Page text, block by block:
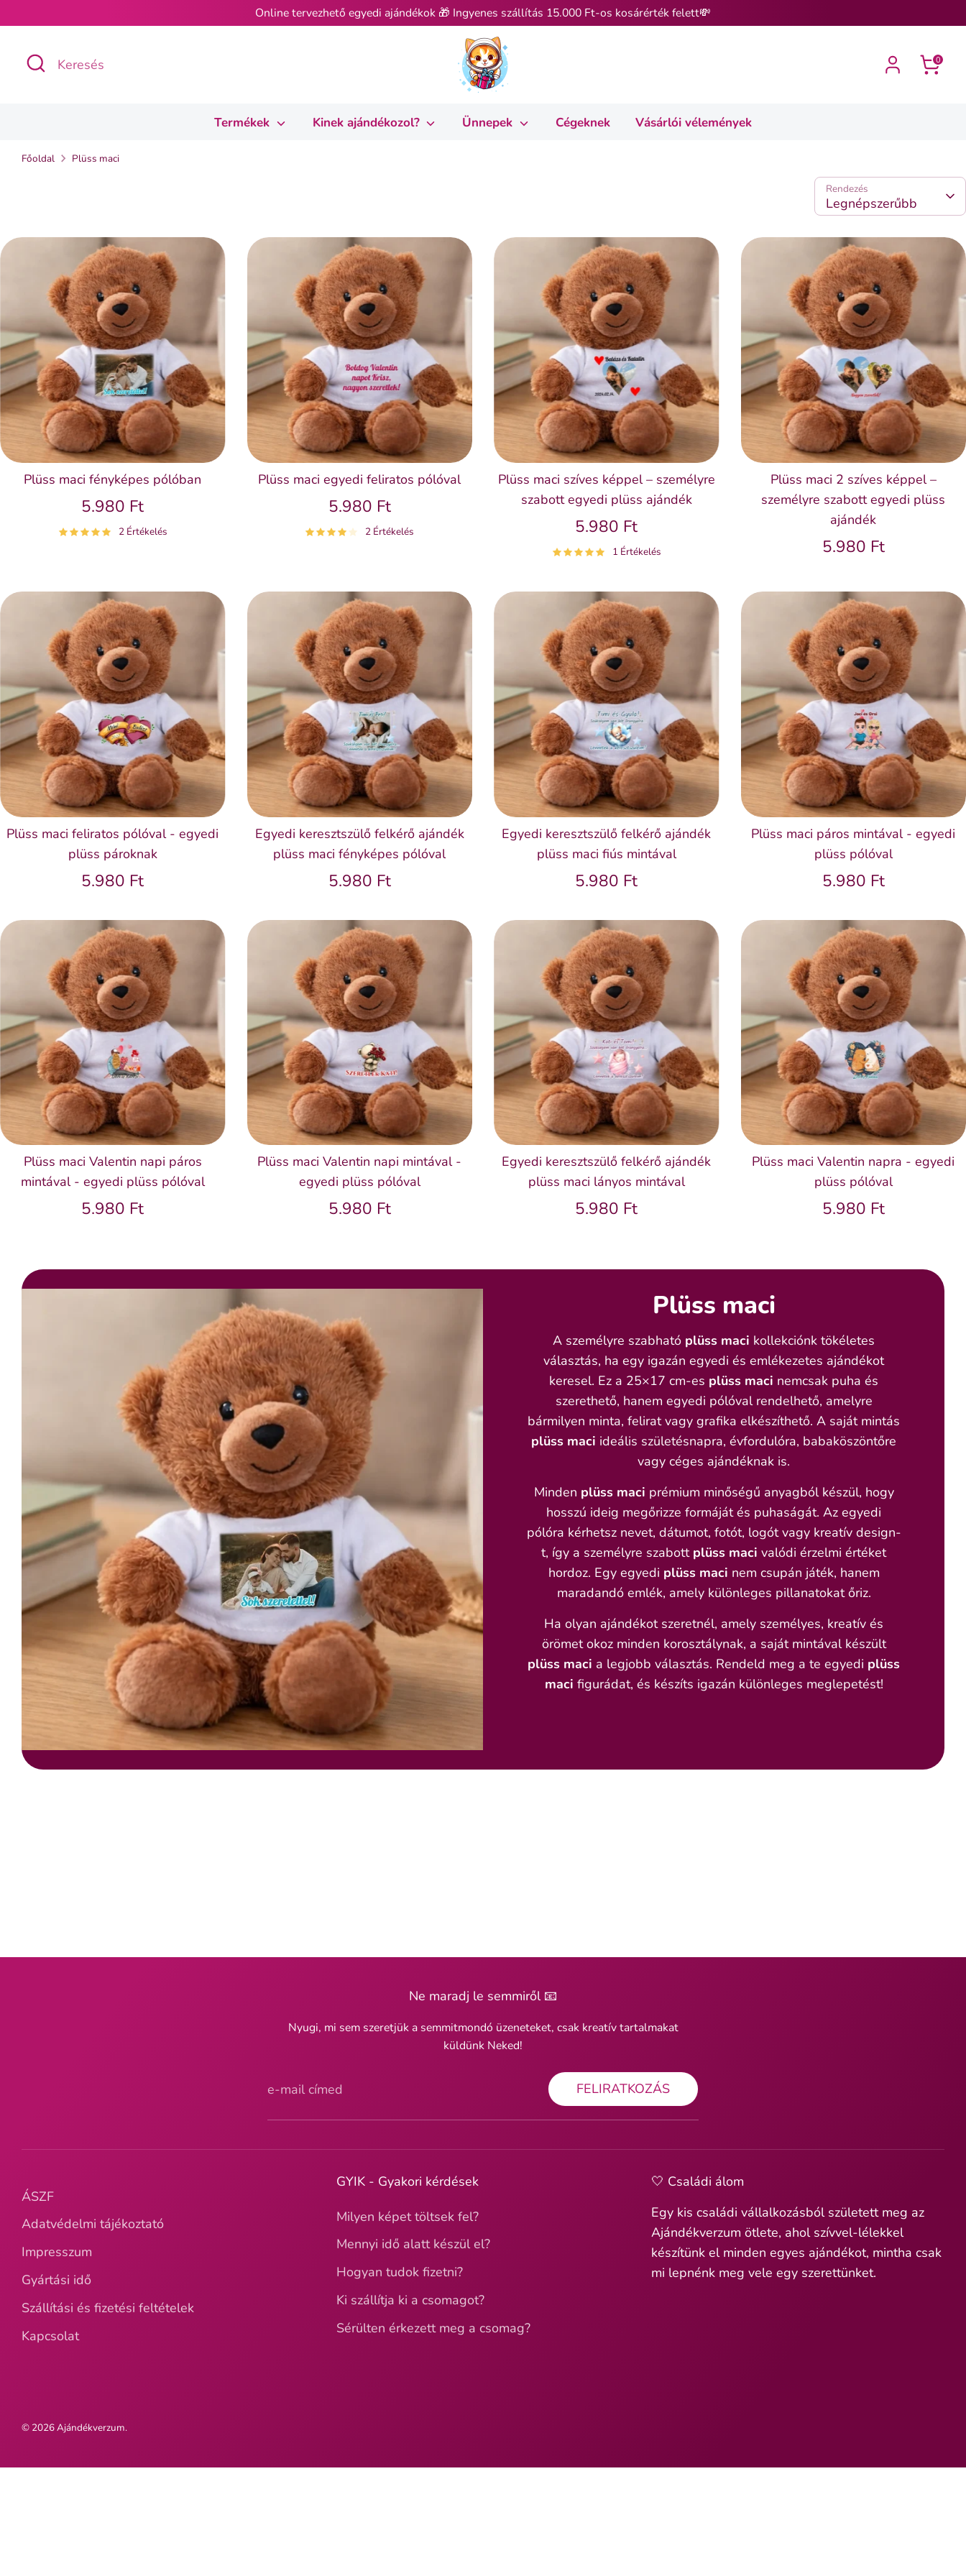
a
tartalomra
Online tervezhető egyedi ajándékok 🎁 Ingyenes szállítás 15.000 Ft-os kosárérték felett💸
Keresés
Keresés 0
Termékek Kinek ajándékozol? Ünnepek Cégeknek Vásárlói vélemények
Főoldal Plüss maci
Rendezés
Legnépszerűbb
Plüss maci fényképes pólóban
5.980 Ft
2 Értékelés
Plüss maci egyedi feliratos pólóval
5.980 Ft
2 Értékelés
Plüss maci szíves képpel – személyre
szabott egyedi plüss ajándék
5.980 Ft
1 Értékelés
Plüss maci 2 szíves képpel –
személyre szabott egyedi plüss
ajándék
5.980 Ft
Plüss maci feliratos pólóval - egyedi
plüss pároknak
5.980 Ft
Egyedi keresztszülő felkérő ajándék
plüss maci fényképes pólóval
5.980 Ft
Egyedi keresztszülő felkérő ajándék
plüss maci fiús mintával
5.980 Ft
Plüss maci páros mintával - egyedi
plüss pólóval
5.980 Ft
Plüss maci Valentin napi páros
mintával - egyedi plüss pólóval
5.980 Ft
Plüss maci Valentin napi mintával -
egyedi plüss pólóval
5.980 Ft
Egyedi keresztszülő felkérő ajándék
plüss maci lányos mintával
5.980 Ft
Plüss maci Valentin napra - egyedi
plüss pólóval
5.980 Ft
Plüss maci
A személyre szabható plüss maci kollekciónk tökéletes
választás, ha egy igazán egyedi és emlékezetes ajándékot
keresel. Ez a 25×17 cm-es plüss maci nemcsak puha és
szerethető, hanem egyedi pólóval rendelhető, amelyre
bármilyen minta, felirat vagy grafika elkészíthető. A saját mintás
plüss maci ideális születésnapra, évfordulóra, babaköszöntőre
vagy céges ajándéknak is.
Minden plüss maci prémium minőségű anyagból készül, hogy
hosszú ideig megőrizze formáját és puhaságát. Az egyedi
pólóra kérhetsz nevet, dátumot, fotót, logót vagy kreatív design-
t, így a személyre szabott plüss maci valódi érzelmi értéket
hordoz. Egy egyedi plüss maci nem csupán játék, hanem
maradandó emlék, amely különleges pillanatokat őriz.
Ha olyan ajándékot szeretnél, amely személyes, kreatív és
örömet okoz minden korosztálynak, a saját mintával készült
plüss maci a legjobb választás. Rendeld meg a te egyedi plüss
maci figurádat, és készíts igazán különleges meglepetést!
Ne maradj le semmiről 📧
Nyugi, mi sem szeretjük a semmitmondó üzeneteket, csak kreatív tartalmakat
küldünk Neked!
e-mail címed FELIRATKOZÁS
ÁSZF
Adatvédelmi tájékoztató
Impresszum
Gyártási idő
Szállítási és fizetési feltételek
Kapcsolat
GYIK - Gyakori kérdések
Milyen képet töltsek fel?
Mennyi idő alatt készül el?
Hogyan tudok fizetni?
Ki szállítja ki a csomagot?
Sérülten érkezett meg a csomag?
🤍 Családi álom
Egy kis családi vállalkozásból született meg az
Ajándékverzum ötlete, ahol szívvel-lélekkel
készítünk el minden egyes ajándékot, mintha csak
mi lepnénk meg vele egy szerettünket.
© 2026Ajándékverzum.